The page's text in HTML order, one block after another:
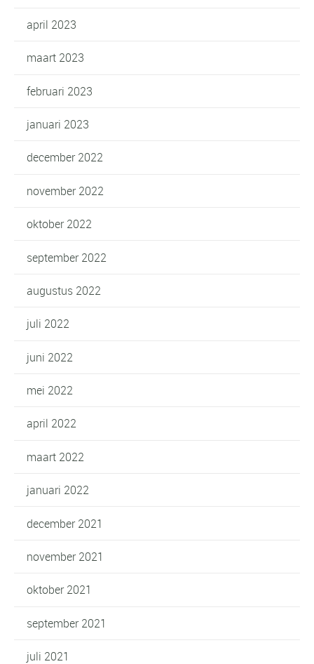
april 2023
maart 2023
februari 2023
januari 2023
december 2022
november 2022
oktober 2022
september 2022
augustus 2022
juli 2022
juni 2022
mei 2022
april 2022
maart 2022
januari 2022
december 2021
november 2021
oktober 2021
september 2021
juli 2021